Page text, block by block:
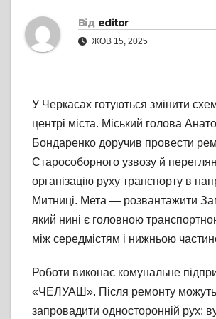
Від editor
ЖОВ 15, 2025
У Черкасах готуються змінити
центрі міста. Міський голова
Бондаренко доручив провести
Старособорного узвозу й
організацію руху транспорту в
Митниці. Мета — розвантажити
який нині є головною
між середмістям і нижньою
Роботи виконає комунальне
«ЧЕЛУАШ». Після ремонту можуть
запровадити односторонній рух: